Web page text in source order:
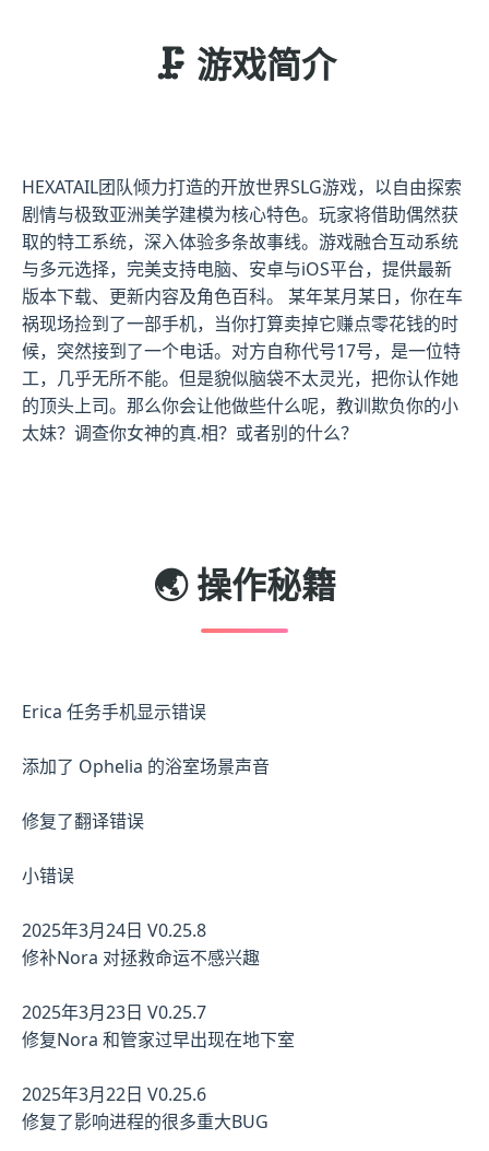
🗜️ 游戏简介
HEXATAIL团队倾力打造的开放世界SLG游戏，以自由探索
剧情与极致亚洲美学建模为核心特色。玩家将借助偶然获
取的特工系统，深入体验多条故事线。游戏融合互动系统
与多元选择，完美支持电脑、安卓与iOS平台，提供最新
版本下载、更新内容及角色百科。 某年某月某日，你在车
祸现场捡到了一部手机，当你打算卖掉它赚点零花钱的时
候，突然接到了一个电话。对方自称代号17号，是一位特
工，几乎无所不能。但是貌似脑袋不太灵光，把你认作她
的顶头上司。那么你会让他做些什么呢，教训欺负你的小
太妹？调查你女神的真.相？或者别的什么？
🌏 操作秘籍
Erica 任务手机显示错误
添加了 Ophelia 的浴室场景声音
修复了翻译错误
小错误
2025年3月24日 V0.25.8
修补Nora 对拯救命运不感兴趣
2025年3月23日 V0.25.7
修复Nora 和管家过早出现在地下室
2025年3月22日 V0.25.6
修复了影响进程的很多重大BUG